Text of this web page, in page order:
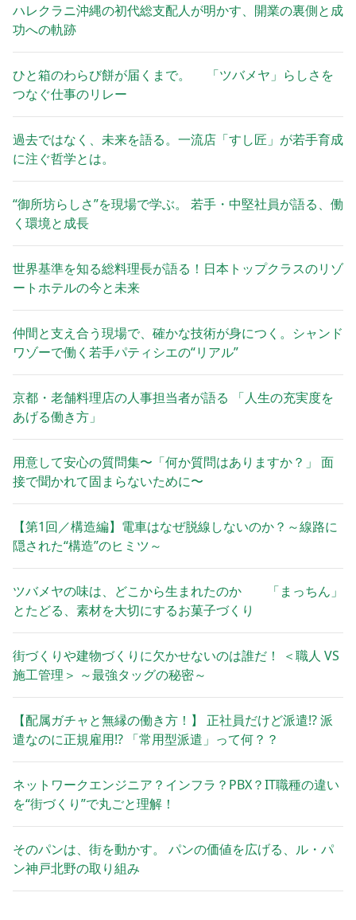
ハレクラニ沖縄の初代総支配人が明かす、開業の裏側と成
功への軌跡
ひと箱のわらび餅が届くまで。 「ツバメヤ」らしさを
つなぐ仕事のリレー
過去ではなく、未来を語る。一流店「すし匠」が若手育成
に注ぐ哲学とは。
“御所坊らしさ”を現場で学ぶ。 若手・中堅社員が語る、働
く環境と成長
世界基準を知る総料理長が語る！日本トップクラスのリゾ
ートホテルの今と未来
仲間と支え合う現場で、確かな技術が身につく。シャンド
ワゾーで働く若手パティシエの“リアル”
京都・老舗料理店の人事担当者が語る 「人生の充実度を
あげる働き方」
用意して安心の質問集〜「何か質問はありますか？」 面
接で聞かれて固まらないために〜
【第1回／構造編】電車はなぜ脱線しないのか？～線路に
隠された“構造”のヒミツ～
ツバメヤの味は、どこから生まれたのか 「まっちん」
とたどる、素材を大切にするお菓子づくり
街づくりや建物づくりに欠かせないのは誰だ！ ＜職人 VS
施工管理＞ ～最強タッグの秘密～
【配属ガチャと無縁の働き方！】 正社員だけど派遣!? 派
遣なのに正規雇用!? 「常用型派遣」って何？？
ネットワークエンジニア？インフラ？PBX？IT職種の違い
を“街づくり”で丸ごと理解！
そのパンは、街を動かす。 パンの価値を広げる、ル・パ
ン神戸北野の取り組み